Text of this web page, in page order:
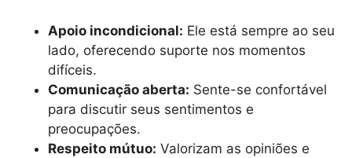
Apoio incondicional: Ele está sempre ao seu
lado, oferecendo suporte nos momentos
difíceis.
Comunicação aberta: Sente-se confortável
para discutir seus sentimentos e
preocupações.
Respeito mútuo: Valorizam as opiniões e